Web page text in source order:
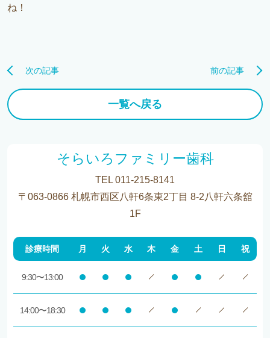
ね！
次の記事
一覧へ戻る
前の記事
そらいろファミリー歯科
TEL 011-215-8141
〒063-0866 札幌市西区八軒6条東2丁目 8-2八軒六条舘
1F
診療時間 月 火 水 木 金 土 日 祝
9:30〜13:00
14:00〜18:30